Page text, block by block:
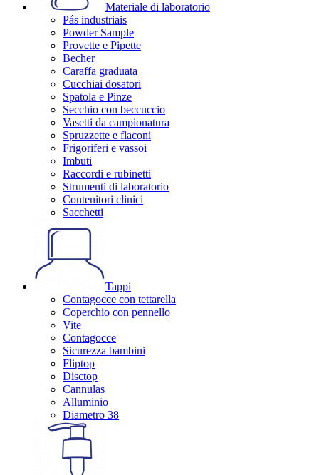
Materiale di laboratorio
Pás industriais
Powder Sample
Provette e Pipette
Becher
Caraffa graduata
Cucchiai dosatori
Spatola e Pinze
Secchio con beccuccio
Vasetti da campionatura
Spruzzette e flaconi
Frigoriferi e vassoi
Imbuti
Raccordi e rubinetti
Strumenti di laboratorio
Contenitori clinici
Sacchetti
Tappi
Contagocce con tettarella
Coperchio con pennello
Vite
Contagocce
Sicurezza bambini
Fliptop
Disctop
Cannulas
Alluminio
Diametro 38